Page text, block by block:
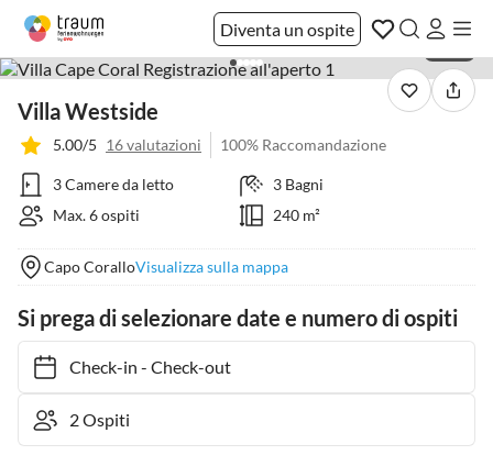
Diventa un ospite
Villa Westside
5.00/5 16 valutazioni 100% Raccomandazione
3 Camere da letto
3 Bagni
Max. 6 ospiti
240 m²
Capo CoralloVisualizza sulla mappa
Si prega di selezionare date e numero di ospiti
Check-in- Check-out